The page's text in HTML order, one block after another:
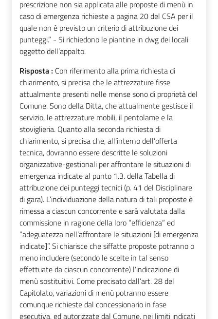
prescrizione non sia applicata alle proposte di menù in
caso di emergenza richieste a pagina 20 del CSA per il
quale non è previsto un criterio di attribuzione dei
punteggi.” - Si richiedono le piantine in dwg dei locali
oggetto dell’appalto.
Risposta : Con riferimento alla prima richiesta di
chiarimento, si precisa che le attrezzature fisse
attualmente presenti nelle mense sono di proprietà del
Comune. Sono della Ditta, che attualmente gestisce il
servizio, le attrezzature mobili, il pentolame e la
stoviglieria. Quanto alla seconda richiesta di
chiarimento, si precisa che, all’interno dell’offerta
tecnica, dovranno essere descritte le soluzioni
organizzative-gestionali per affrontare le situazioni di
emergenza indicate al punto 1.3. della Tabella di
attribuzione dei punteggi tecnici (p. 41 del Disciplinare
di gara). L’individuazione della natura di tali proposte è
rimessa a ciascun concorrente e sarà valutata dalla
commissione in ragione della loro “efficienza” ed
“adeguatezza nell’affrontare le situazioni [di emergenza
indicate]”. Si chiarisce che siffatte proposte potranno o
meno includere (secondo le scelte in tal senso
effettuate da ciascun concorrente) l’indicazione di
menù sostituitivi. Come precisato dall’art. 28 del
Capitolato, variazioni di menù potranno essere
comunque richieste dal concessionario in fase
esecutiva, ed autorizzate dal Comune, nei limiti indicati